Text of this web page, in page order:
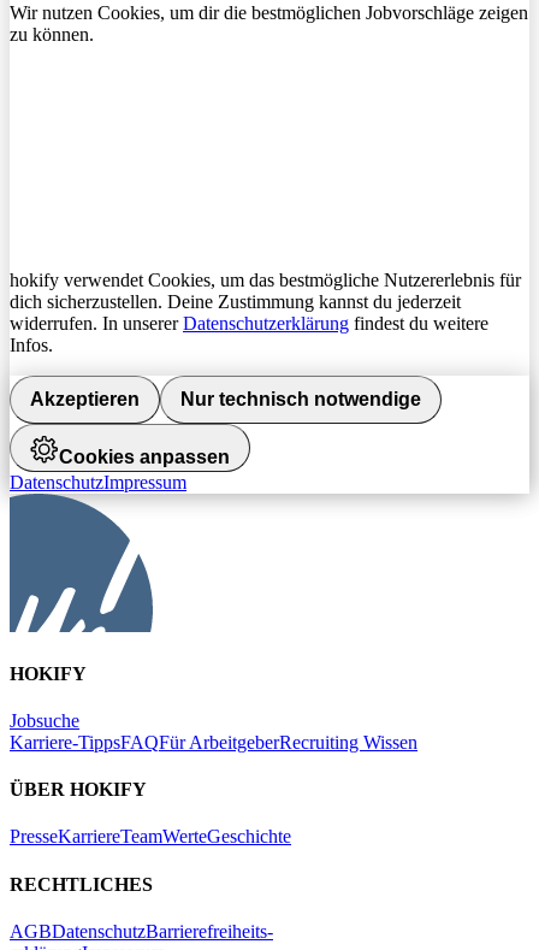
Wir nutzen Cookies, um dir die bestmöglichen Jobvorschläge zeigen
zu können.
hokify verwendet Cookies, um das bestmögliche Nutzererlebnis für
dich sicherzustellen. Deine Zustimmung kannst du jederzeit
widerrufen. In unsererDatenschutzerklärung findest du weitere
Infos.
Akzeptieren Nur technisch notwendige
Cookies anpassen
DatenschutzImpressum
HOKIFY
Jobsuche
Karriere-TippsFAQFür ArbeitgeberRecruiting Wissen
ÜBER HOKIFY
PresseKarriereTeamWerteGeschichte
RECHTLICHES
AGBDatenschutzBarrierefreiheits-